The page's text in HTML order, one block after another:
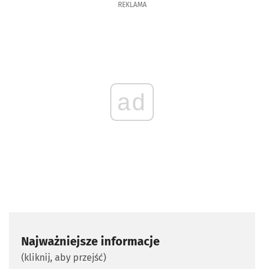
REKLAMA
ad
Najważniejsze informacje
(kliknij, aby przejść)